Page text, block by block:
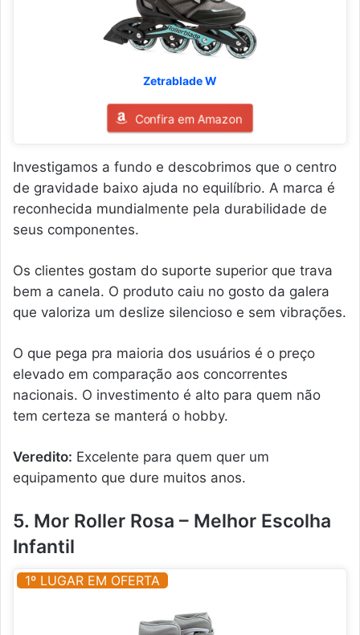
Zetrablade W
Confira em Amazon
Investigamos a fundo e descobrimos que o centro
de gravidade baixo ajuda no equilíbrio. A marca é
reconhecida mundialmente pela durabilidade de
seus componentes.
Os clientes gostam do suporte superior que trava
bem a canela. O produto caiu no gosto da galera
que valoriza um deslize silencioso e sem vibrações.
O que pega pra maioria dos usuários é o preço
elevado em comparação aos concorrentes
nacionais. O investimento é alto para quem não
tem certeza se manterá o hobby.
Veredito: Excelente para quem quer um
equipamento que dure muitos anos.
5. Mor Roller Rosa – Melhor Escolha
Infantil
1º LUGAR EM OFERTA